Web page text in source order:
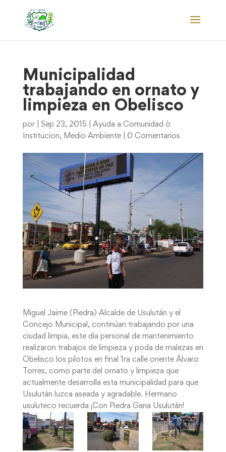
Municipalidad
trabajando en ornato y
limpieza en Obelisco
por Sep 23, 2015
Ayuda a Comunidad ò
Institucion, Medio Ambiente| 0 Comentarios
Miguel Jaime (Piedra) Alcalde de Usulután y el
Concejo Municipal, continúan trabajando por una
ciudad limpia, este día personal de mantenimiento
realizaron trabajos de limpieza y poda de malezas en
Obelisco los pilotos en final 1ra calle oriente Álvaro
Torres, como parte del ornato y limpieza que
actualmente desarrolla esta municipalidad para que
Usulután luzca aseada y agradable. Hermano
usuluteco recuerda ¡Con Piedra Gana Usulután!